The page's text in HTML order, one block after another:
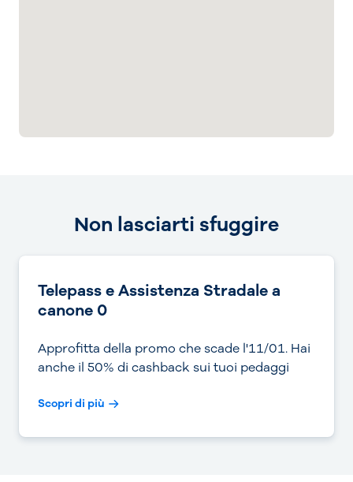
Non lasciarti sfuggire
Telepass e Assistenza Stradale a
canone 0
Approfitta della promo che scade l'11/01. Hai
anche il 50% di cashback sui tuoi pedaggi
Scopri di più